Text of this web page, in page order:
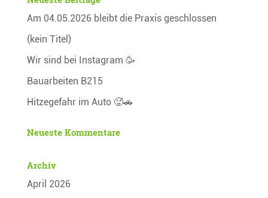
Am 04.05.2026 bleibt die Praxis geschlossen
(kein Titel)
Wir sind bei Instagram 🥳
Bauarbeiten B215
Hitzegefahr im Auto 🥵🚗
Neueste Kommentare
Archiv
April 2026